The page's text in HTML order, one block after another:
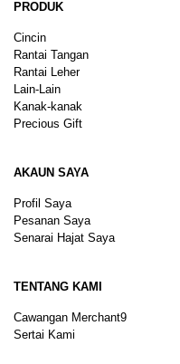
PRODUK
Cincin
Rantai Tangan
Rantai Leher
Lain-Lain
Kanak-kanak
Precious Gift
AKAUN SAYA
Profil Saya
Pesanan Saya
Senarai Hajat Saya
TENTANG KAMI
Cawangan Merchant9
Sertai Kami